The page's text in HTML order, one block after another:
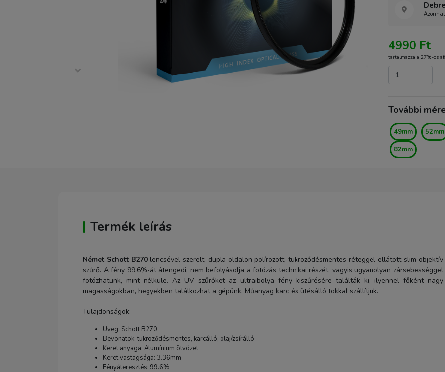
4990 Ft
tartalmazza a 27%-os
További
49mm 52mm
82mm
Termék leírás
Német Schott B270 lencsével szerelt, dupla oldalon polírozott, tükröződésmentes réteggel ellátott slim objektív
szűrő. A fény 99,6%-át átengedi, nem befolyásolja a fotózás technikai részét, vagyis ugyanolyan zársebességgel
fotózhatunk, mint nélküle. Az UV szűrőket az ultraibolya fény kiszűrésére találták ki, ilyennel főként nagy
magasságokban, hegyekben találkozhat a gépünk. Műanyag karc és ütésálló tokkal szállítjuk.
Tulajdonságok:
Üveg: Schott B270
Bevonatok: tükröződésmentes, karcálló, olaj/zsírálló
Keret anyaga: Alumínium ötvözet
Keret vastagsága: 3.36mm
Fényáteresztés: 99.6%